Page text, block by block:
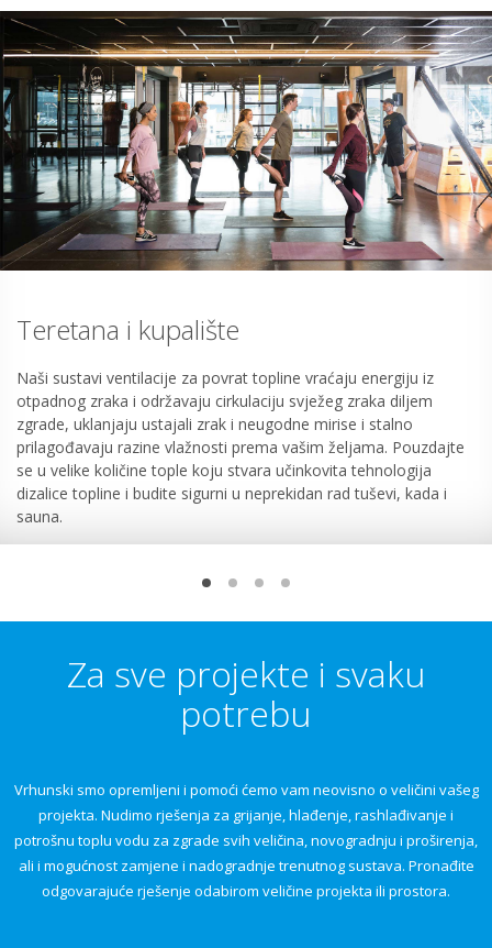
Teretana i kupalište
Naši sustavi ventilacije za povrat topline vraćaju energiju iz
otpadnog zraka i održavaju cirkulaciju svježeg zraka diljem
zgrade, uklanjaju ustajali zrak i neugodne mirise i stalno
prilagođavaju razine vlažnosti prema vašim željama. Pouzdajte
se u velike količine tople koju stvara učinkovita tehnologija
dizalice topline i budite sigurni u neprekidan rad tuševi, kada i
sauna.
Za sve projekte i svaku
potrebu
Vrhunski smo opremljeni i pomoći ćemo vam neovisno o veličini vašeg
projekta. Nudimo rješenja za grijanje, hlađenje, rashlađivanje i
potrošnu toplu vodu za zgrade svih veličina, novogradnju i proširenja,
ali i mogućnost zamjene i nadogradnje trenutnog sustava. Pronađite
odgovarajuće rješenje odabirom veličine projekta ili prostora.